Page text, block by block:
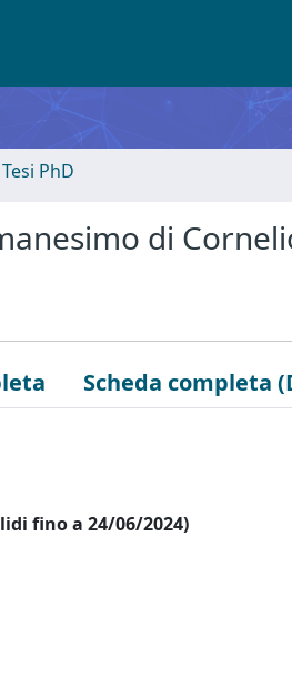
PhD
di
Scheda completa
fino a 24/06/2024)